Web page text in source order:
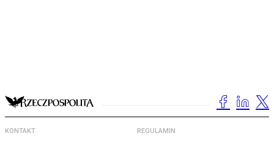
KONTAKT REGULAMIN